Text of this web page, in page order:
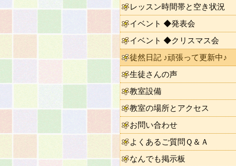
レッスン時間帯と空き状況
イベント ◆発表会
イベント ◆クリスマス会
徒然日記 ♪頑張って更新中♪
生徒さんの声
教室設備
教室の場所とアクセス
お問い合わせ
よくあるご質問Ｑ＆Ａ
なんでも掲示板